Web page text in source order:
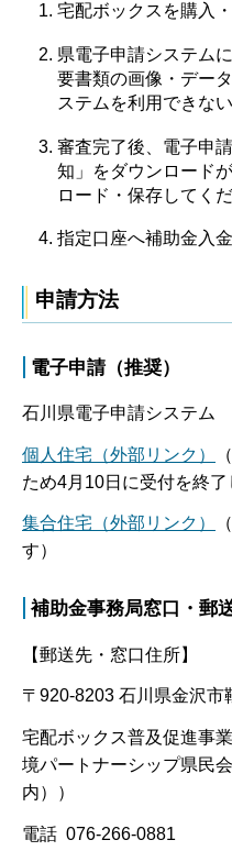
宅配ボックスを購入
県電子申請システム
要書類の画像・デー
ステムを利用できな
審査完了後、電子申
知」をダウンロード
ロード・保存してくだ
指定口座へ補助金入金
申請方法
電子申請（推奨）
石川県電子申請システム
個人住宅（外部リンク）
ため4月10日に受付を終了
集合住宅（外部リンク）
す）
補助金事務局窓口・郵
【郵送先・窓口住所】
〒920-8203 石川県金沢市
宅配ボックス普及促進事
境パートナーシップ県民
内））
電話 076-266-0881